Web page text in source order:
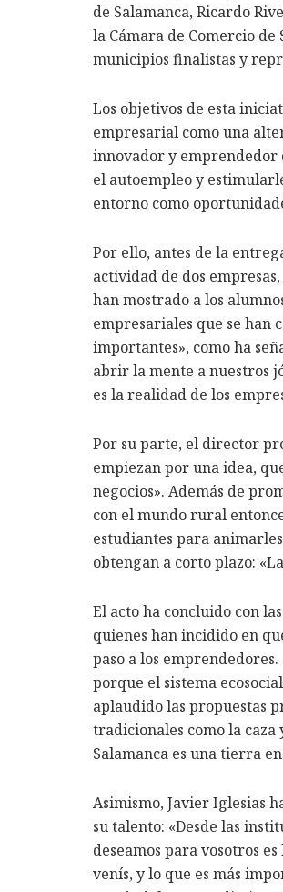
de Salamanca, Ricardo
la Cámara de Comercio de
municipios finalistas y
Los objetivos de esta
empresarial como una
innovador y emprendedor
el autoempleo y
entorno como
Por ello, antes de la
actividad de dos
han mostrado a los
empresariales que se han
importantes», como ha
abrir la mente a nuestros
es la realidad de los
Por su parte, el director
empiezan por una idea,
negocios». Además de
con el mundo rural
estudiantes para
obtengan a corto plazo:
El acto ha concluido con
quienes han incidido en
paso a los
porque el sistema
aplaudido las propuestas
tradicionales como la
Salamanca es una tierra
Asimismo, Javier Iglesias
su talento: «Desde las
deseamos para vosotros
venís, y lo que es más